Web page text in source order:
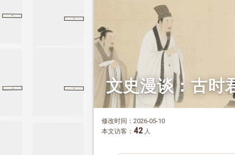
为什么过错首先要帝王承担
“罪己诏”：把天下过错揽在己身的传统
“罪己诏”传统的文化意义
张
·
曰
·
泰誓上
·
魏征传
· 文史漫谈：古时
修改时间：2026-05-10
本文访客： 42 人